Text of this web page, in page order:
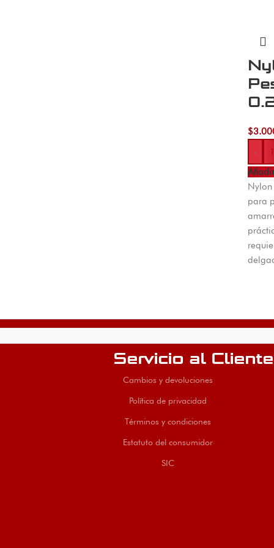
$
-
Nylon
para
Servicio al Cliente
Cambios y devoluciones
Política de privacidad
Términos y condiciones
Estatuto del consumidor
SIC